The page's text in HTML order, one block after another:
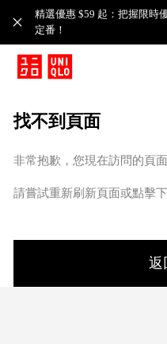
精選優惠 $59 起：把握限時
定番！​
找不到頁面
非常抱歉，您現在訪問的頁
請嘗試重新刷新頁面或點擊
返